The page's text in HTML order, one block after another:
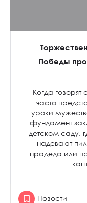
Победы
Когда
часто
уроки
фундамент
детском саду,
надевают
прадеда или
Новости